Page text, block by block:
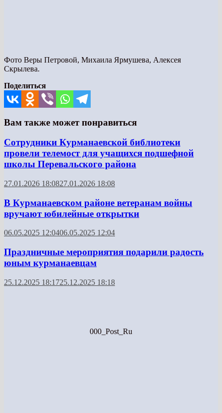
Фото Веры Петровой, Михаила Ярмушева, Алексея
Скрылева.
Поделиться
Вам также может понравиться
Сотрудники Курманаевской библиотеки
провели телемост для учащихся подшефной
школы Перевальского района
27.01.2026 18:0827.01.2026 18:08
В Курманаевском районе ветеранам войны
вручают юбилейные открытки
06.05.2025 12:0406.05.2025 12:04
Праздничные мероприятия подарили радость
юным курманаевцам
25.12.2025 18:1725.12.2025 18:18
000_Post_Ru